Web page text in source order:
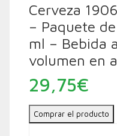
Cerveza
– Paquete
ml – Bebida
volumen en
29,75€
Comprar el producto